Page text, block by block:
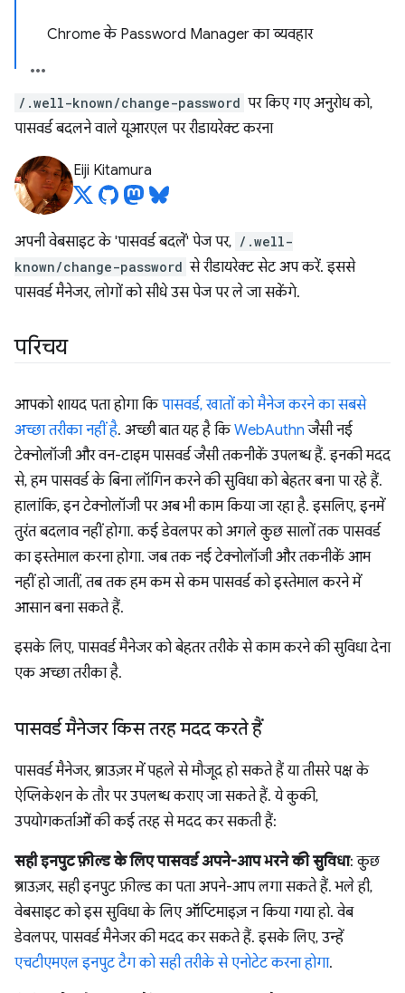
Chrome के Password Manager का व्यवहार
/.well-known/change-password पर किए गए अनुरोध को,
पासवर्ड बदलने वाले यूआरएल पर रीडायरेक्ट करना
Eiji Kitamura
अपनी वेबसाइट के 'पासवर्ड बदलें' पेज पर, /.well-
known/change-password से रीडायरेक्ट सेट अप करें. इससे
पासवर्ड मैनेजर, लोगों को सीधे उस पेज पर ले जा सकेंगे.
परिचय
आपको शायद पता होगा किपासवर्ड, खातों को मैनेज करने का सबसे
अच्छा तरीका नहीं है. अच्छी बात यह है किWebAuthn जैसी नई
टेक्नोलॉजी और वन-टाइम पासवर्ड जैसी तकनीकें उपलब्ध हैं. इनकी मदद
से, हम पासवर्ड के बिना लॉगिन करने की सुविधा को बेहतर बना पा रहे हैं.
हालांकि, इन टेक्नोलॉजी पर अब भी काम किया जा रहा है. इसलिए, इनमें
तुरंत बदलाव नहीं होगा. कई डेवलपर को अगले कुछ सालों तक पासवर्ड
का इस्तेमाल करना होगा. जब तक नई टेक्नोलॉजी और तकनीकें आम
नहीं हो जातीं, तब तक हम कम से कम पासवर्ड को इस्तेमाल करने में
आसान बना सकते हैं.
इसके लिए, पासवर्ड मैनेजर को बेहतर तरीके से काम करने की सुविधा देना
एक अच्छा तरीका है.
पासवर्ड मैनेजर किस तरह मदद करते हैं
पासवर्ड मैनेजर, ब्राउज़र में पहले से मौजूद हो सकते हैं या तीसरे पक्ष के
ऐप्लिकेशन के तौर पर उपलब्ध कराए जा सकते हैं. ये कुकी,
उपयोगकर्ताओं की कई तरह से मदद कर सकती हैं:
सही इनपुट फ़ील्ड के लिए पासवर्ड अपने-आप भरने की सुविधा: कुछ
ब्राउज़र, सही इनपुट फ़ील्ड का पता अपने-आप लगा सकते हैं. भले ही,
वेबसाइट को इस सुविधा के लिए ऑप्टिमाइज़ न किया गया हो. वेब
डेवलपर, पासवर्ड मैनेजर की मदद कर सकते हैं. इसके लिए, उन्हें
एचटीएमएल इनपुट टैग को सही तरीके से एनोटेट करना होगा.